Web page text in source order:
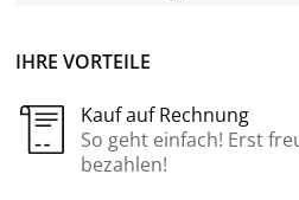
IHRE VORTEILE
Kauf auf Rechnung
So geht einfach! Erst
bezahlen!